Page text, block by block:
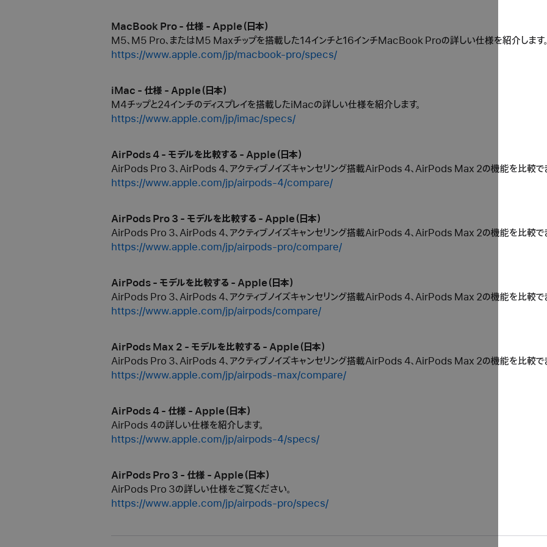
MacBook Pro - 仕様 - Apple（日本）
M5、M5 Pro、またはM5 Maxチップを搭載した14インチと16インチMacBook Proの詳しい仕様を紹介します。
https://www.apple.com/jp/macbook-pro/specs/
iMac - 仕様 - Apple（日本）
M4チップと24インチのディスプレイを搭載したiMacの詳しい仕様を紹介します。
https://www.apple.com/jp/imac/specs/
AirPods 4 - モデルを比較する - Apple（日本）
AirPods Pro 3、AirPods 4、アクティブノイズキャンセリング搭載AirPods 4、AirPods Max 2の機能を比較でき
https://www.apple.com/jp/airpods-4/compare/
AirPods Pro 3 - モデルを比較する - Apple（日本）
AirPods Pro 3、AirPods 4、アクティブノイズキャンセリング搭載AirPods 4、AirPods Max 2の機能を比較でき
https://www.apple.com/jp/airpods-pro/compare/
AirPods - モデルを比較する - Apple（日本）
AirPods Pro 3、AirPods 4、アクティブノイズキャンセリング搭載AirPods 4、AirPods Max 2の機能を比較でき
https://www.apple.com/jp/airpods/compare/
AirPods Max 2 - モデルを比較する - Apple（日本）
AirPods Pro 3、AirPods 4、アクティブノイズキャンセリング搭載AirPods 4、AirPods Max 2の機能を比較でき
https://www.apple.com/jp/airpods-max/compare/
AirPods 4 - 仕様 - Apple（日本）
AirPods 4の詳しい仕様を紹介します。
https://www.apple.com/jp/airpods-4/specs/
AirPods Pro 3 - 仕様 - Apple（日本）
AirPods Pro 3の詳しい仕様をご覧ください。
https://www.apple.com/jp/airpods-pro/specs/